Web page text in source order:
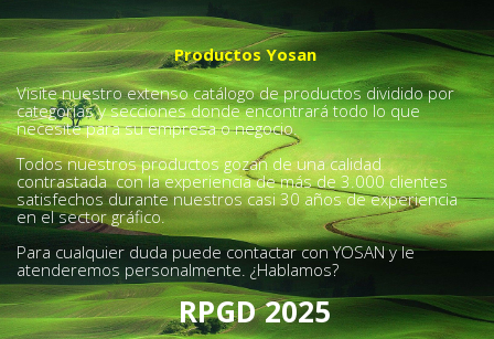
Productos Yosan
Visite nuestro extenso catálogo de productos dividido por
categorías y secciones donde encontrará todo lo que
necesite para su empresa o negocio.
Todos nuestros productos gozan de una calidad
contrastada con la experiencia de más de 3.000 clientes
satisfechos durante nuestros casi 30 años de experiencia
en el sector gráfico.
Para cualquier duda puede contactar con YOSAN y le
atenderemos personalmente. ¿Hablamos?
RPGD 2025